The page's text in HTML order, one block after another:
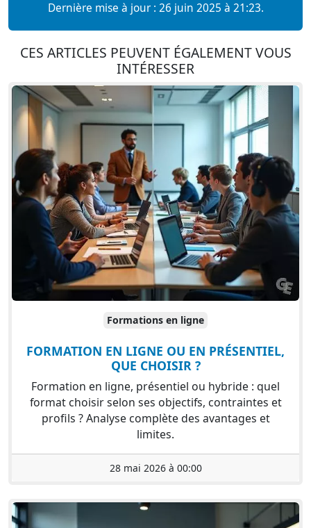
Dernière mise à jour : 26 juin 2025 à 21:23.
CES ARTICLES PEUVENT ÉGALEMENT VOUS
INTÉRESSER
Formations en ligne
FORMATION EN LIGNE OU EN PRÉSENTIEL,
QUE CHOISIR ?
Formation en ligne, présentiel ou hybride : quel
format choisir selon ses objectifs, contraintes et
profils ? Analyse complète des avantages et
limites.
28 mai 2026 à 00:00